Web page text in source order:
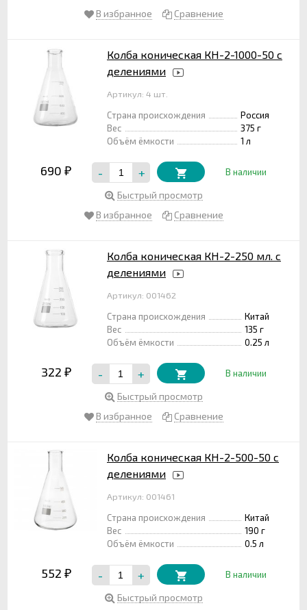
В избранное
Сравнение
Колба коническая КН-2-1000-50 с
делениями
Артикул: 4 шт.
Страна происхождения
Россия
Вес
375 г
Объём ёмкости
1 л
690 ₽ - + В наличии
Быстрый просмотр
В избранное
Сравнение
Колба коническая КН-2-250 мл. с
делениями
Артикул: 001462
Страна происхождения
Китай
Вес
135 г
Объём ёмкости
0.25 л
322 ₽ - + В наличии
Быстрый просмотр
В избранное
Сравнение
Колба коническая КН-2-500-50 с
делениями
Артикул: 001461
Страна происхождения
Китай
Вес
190 г
Объём ёмкости
0.5 л
552 ₽ - + В наличии
Быстрый просмотр